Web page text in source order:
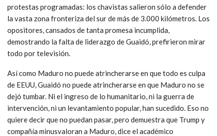
protestas programadas: los chavistas salieron sólo a defender
la vasta zona fronteriza del sur de más de 3.000 kilómetros. Los
opositores, cansados de tanta promesa incumplida,
demostrando la falta de liderazgo de Guaidó, prefirieron mirar
todo por televisión.
Así como Maduro no puede atrincherarse en que todo es culpa
de EEUU, Guaidó no puede atrincherarse en que Maduro no se
dejó tumbar. Ni el ingreso de lo humanitario, ni la guerra de
intervención, ni un levantamiento popular, han sucedido. Eso no
quiere decir que no puedan pasar, pero demuestra que Trump y
compañía minusvaloran a Maduro, dice el académico